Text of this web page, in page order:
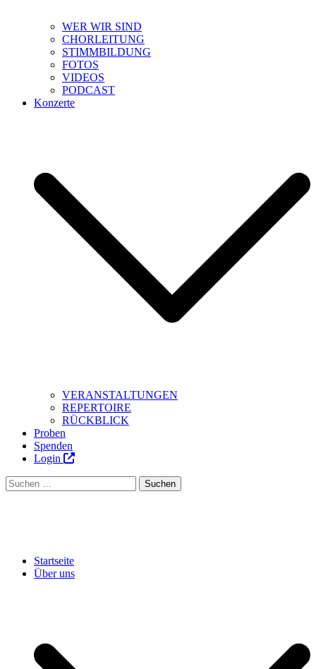
WER WIR SIND
CHORLEITUNG
STIMMBILDUNG
FOTOS
VIDEOS
PODCAST
Konzerte
VERANSTALTUNGEN
REPERTOIRE
RÜCKBLICK
Proben
Spenden
Login
Suchen
nach:
Startseite
Über uns